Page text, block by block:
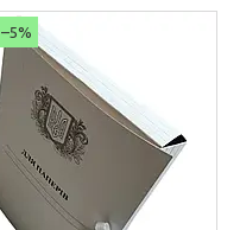
–5%